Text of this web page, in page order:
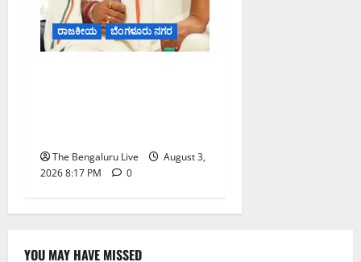
ರಾಜಕೀಯ ಬೆಂಗಳೂರು ನಗರ
The Bengaluru Live
August 3,
2026 8:17 PM
0
YOU MAY HAVE MISSED